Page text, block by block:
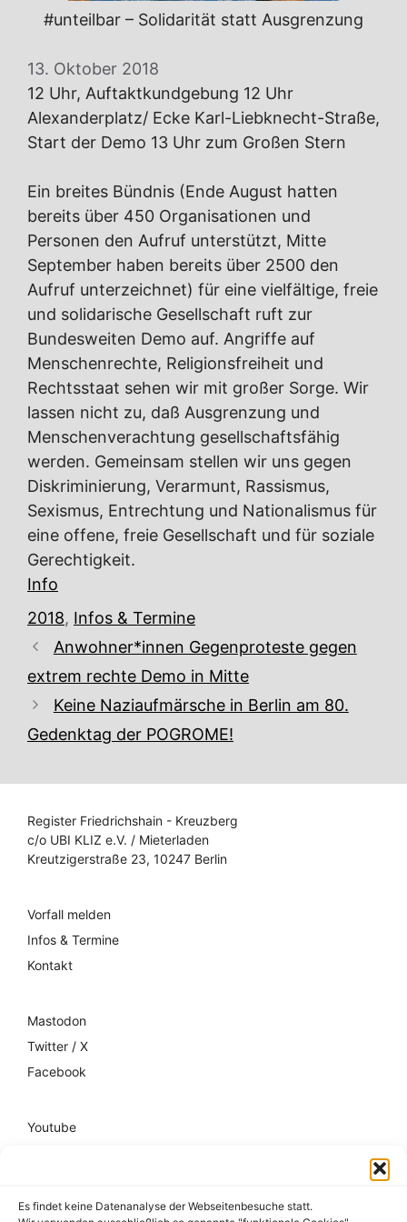
Es findet keine Datenanalyse der Webseitenbesuche statt.
#unteilbar – Solidarität statt Ausgrenzung
13. Oktober 2018
12 Uhr, Auftaktkundgebung 12 Uhr
Alexanderplatz/ Ecke Karl-Liebknecht-Straße,
Start der Demo 13 Uhr zum Großen Stern
Ein breites Bündnis (Ende August hatten
bereits über 450 Organisationen und
Personen den Aufruf unterstützt, Mitte
September haben bereits über 2500 den
Aufruf unterzeichnet) für eine vielfältige, freie
und solidarische Gesellschaft ruft zur
Bundesweiten Demo auf. Angriffe auf
Menschenrechte, Religionsfreiheit und
Rechtsstaat sehen wir mit großer Sorge. Wir
lassen nicht zu, daß Ausgrenzung und
Menschenverachtung gesellschaftsfähig
werden. Gemeinsam stellen wir uns gegen
Diskriminierung, Verarmunt, Rassismus,
Sexismus, Entrechtung und Nationalismus für
eine offene, freie Gesellschaft und für soziale
Gerechtigkeit.
Info
Kategorien
2018, Infos & Termine
Anwohner*innen Gegenproteste gegen
extrem rechte Demo in Mitte
Keine Naziaufmärsche in Berlin am 80.
Gedenktag der POGROME!
Register Friedrichshain - Kreuzberg
c/o UBI KLIZ e.V. / Mieterladen
Kreutzigerstraße 23, 10247 Berlin
Vorfall melden
Infos & Termine
Kontakt
Mastodon
Twitter / X
Facebook
Youtube